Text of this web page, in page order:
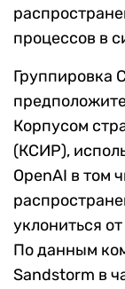
процессов в
Группировка
Корпусом
(КСИР),
OpenAI в том
уклониться
По данным
Sandstorm в